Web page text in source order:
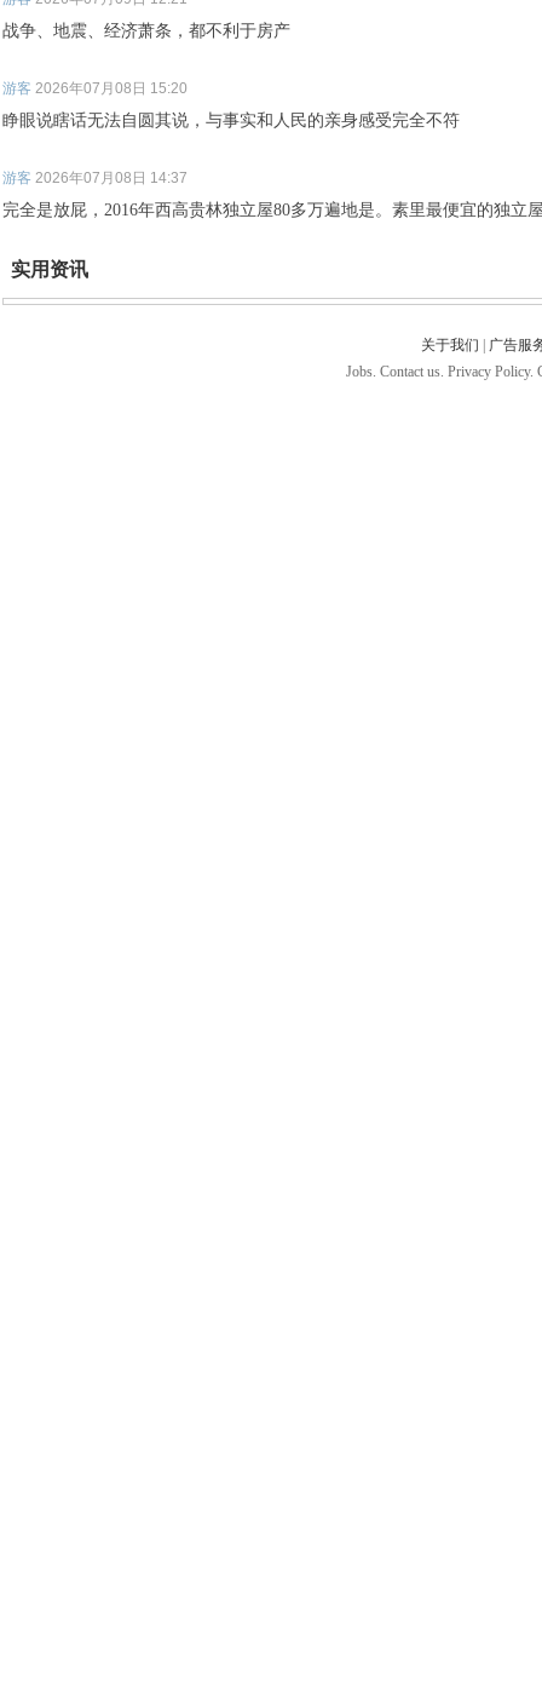
战争、地震、经济萧条，都不利于房产
游客 2026年07月08日 15:20
睁眼说瞎话无法自圆其说，与事实和人民的亲身感受完全不符
游客 2026年07月08日 14:37
完全是放屁，2016年西高贵林独立屋80多万遍地是。素里最便宜的独立
实用资讯
关于我们
广告服
Jobs. Contact us. Privacy